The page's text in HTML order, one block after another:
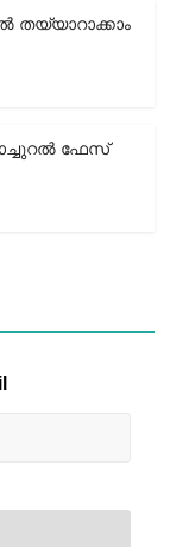
തയ്യാറാക്കാം
ഫേസ്